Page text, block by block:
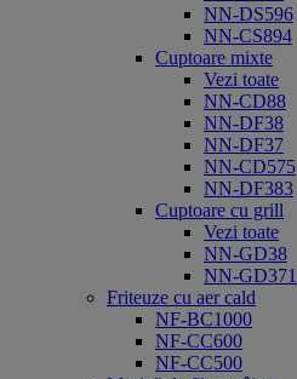
NN-DS596
NN-CS894
Cuptoare mixte
Vezi toate
NN-CD88
NN-DF38
NN-DF37
NN-CD575
NN-DF383
Cuptoare cu grill
Vezi toate
NN-GD38
NN-GD371
Friteuze cu aer cald
NF-BC1000
NF-CC600
NF-CC500